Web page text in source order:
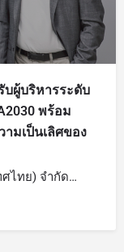
บผู้บริหารระดับ
พร้อม
ามเป็นเลิศของ
ศไทย) จำกัด…